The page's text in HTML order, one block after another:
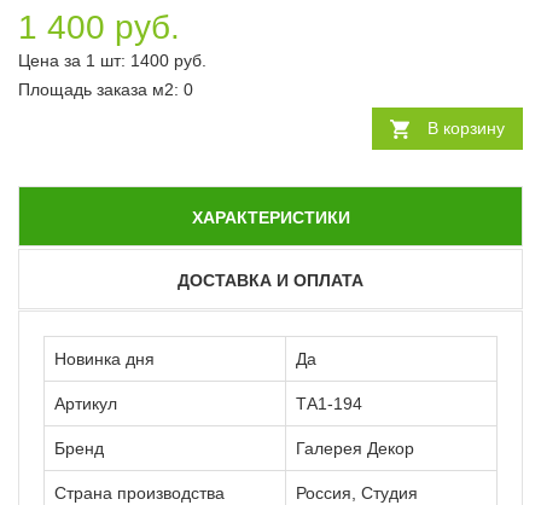
1 400 руб.
Цена за 1 шт: 1400 руб.
Площадь заказа м2: 0
В корзину
ХАРАКТЕРИСТИКИ
ДОСТАВКА И ОПЛАТА
Новинка дня Да
Артикул ТА1-194
Бренд Галерея Декор
Страна производства
Россия, Студия